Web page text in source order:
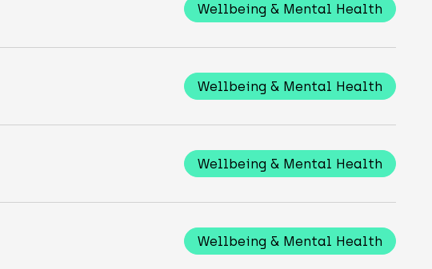
Wellbeing & Mental Health
Wellbeing & Mental Health
Wellbeing & Mental Health
Wellbeing & Mental Health